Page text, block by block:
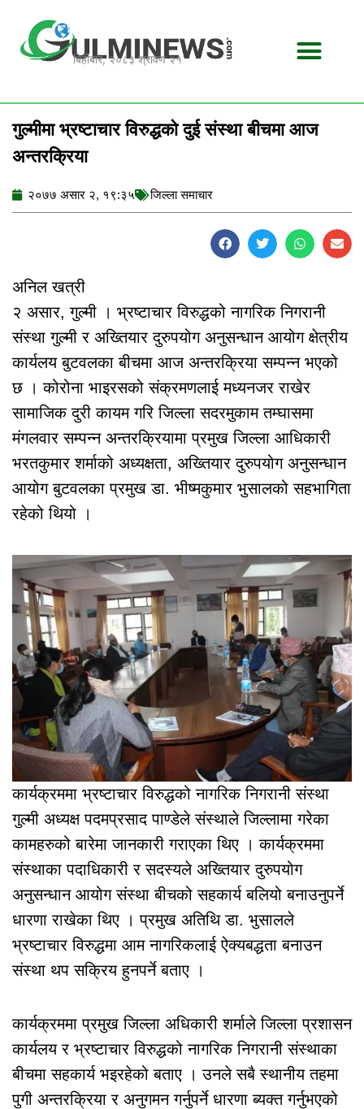
content
बिहीबार, २०८३ श्रावण २१
गुल्मीमा भ्रष्टाचार विरुद्धको दुई संस्था बीचमा आज
अन्तरक्रिया
२०७७ असार २, १९:३५ जिल्ला समाचार
अनिल खत्री
२ असार, गुल्मी । भ्रष्टाचार विरुद्धको नागरिक निगरानी
संस्था गुल्मी र अख्तियार दुरुपयोग अनुसन्धान आयोग क्षेत्रीय
कार्यलय बुटवलका बीचमा आज अन्तरक्रिया सम्पन्न भएको
छ । कोरोना भाइरसको संक्रमणलाई मध्यनजर राखेर
सामाजिक दुरी कायम गरि जिल्ला सदरमुकाम तम्घासमा
मंगलवार सम्पन्न अन्तरक्रियामा प्रमुख जिल्ला आधिकारी
भरतकुमार शर्माको अध्यक्षता, अख्तियार दुरुपयोग अनुसन्धान
आयोग बुटवलका प्रमुख डा. भीष्मकुमार भुसालको सहभागिता
रहेको थियो ।
कार्यक्रममा भ्रष्टाचार विरुद्धको नागरिक निगरानी संस्था
गुल्मी अध्यक्ष पदमप्रसाद पाण्डेले संस्थाले जिल्लामा गरेका
कामहरुको बारेमा जानकारी गराएका थिए । कार्यक्रममा
संस्थाका पदाधिकारी र सदस्यले अख्तियार दुरुपयोग
अनुसन्धान आयोग संस्था बीचको सहकार्य बलियो बनाउनुपर्ने
धारणा राखेका थिए । प्रमुख अतिथि डा. भुसालले
भ्रष्टाचार विरुद्धमा आम नागरिकलाई ऐक्यबद्धता बनाउन
संस्था थप सक्रिय हुनपर्ने बताए ।
कार्यक्रममा प्रमुख जिल्ला अधिकारी शर्माले जिल्ला प्रशासन
कार्यलय र भ्रष्टाचार विरुद्धको नागरिक निगरानी संस्थाका
बीचमा सहकार्य भइरहेको बताए । उनले सबै स्थानीय तहमा
पुगी अन्तरक्रिया र अनुगमन गर्नुपर्ने धारणा ब्यक्त गर्नुभएको